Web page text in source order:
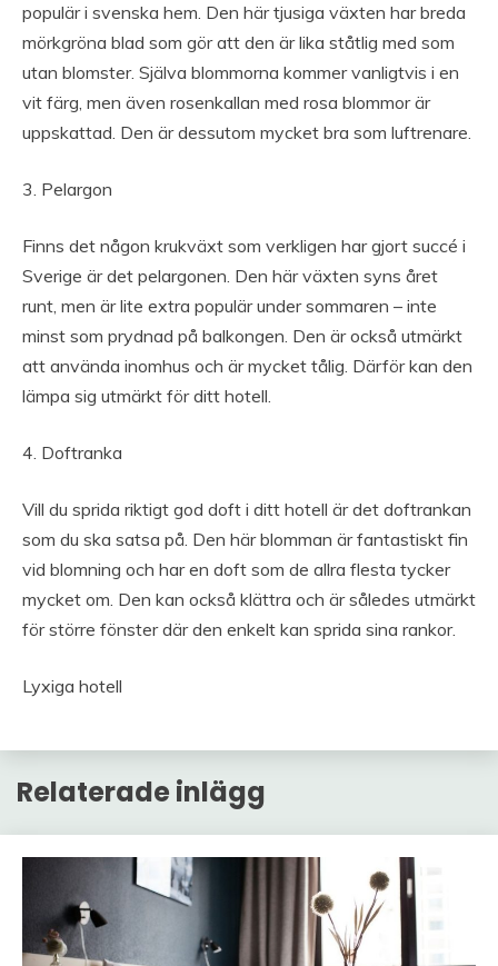
populär i svenska hem. Den här tjusiga växten har breda
mörkgröna blad som gör att den är lika ståtlig med som
utan blomster. Själva blommorna kommer vanligtvis i en
vit färg, men även rosenkallan med rosa blommor är
uppskattad. Den är dessutom mycket bra som luftrenare.
3. Pelargon
Finns det någon krukväxt som verkligen har gjort succé i
Sverige är det pelargonen. Den här växten syns året
runt, men är lite extra populär under sommaren – inte
minst som prydnad på balkongen. Den är också utmärkt
att använda inomhus och är mycket tålig. Därför kan den
lämpa sig utmärkt för ditt hotell.
4. Doftranka
Vill du sprida riktigt god doft i ditt hotell är det doftrankan
som du ska satsa på. Den här blomman är fantastiskt fin
vid blomning och har en doft som de allra flesta tycker
mycket om. Den kan också klättra och är således utmärkt
för större fönster där den enkelt kan sprida sina rankor.
Lyxiga hotell
Relaterade inlägg